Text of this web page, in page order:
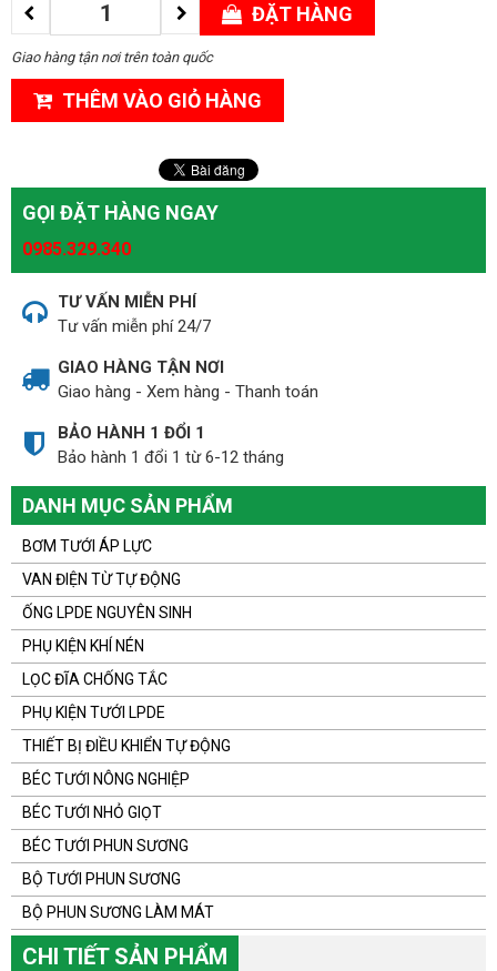
ĐẶT HÀNG
Giao hàng tận nơi trên toàn quốc
THÊM VÀO GIỎ HÀNG
GỌI ĐẶT HÀNG NGAY
0985.329.340
TƯ VẤN MIỄN PHÍ
Tư vấn miễn phí 24/7
GIAO HÀNG TẬN NƠI
Giao hàng - Xem hàng - Thanh toán
BẢO HÀNH 1 ĐỔI 1
Bảo hành 1 đổi 1 từ 6-12 tháng
DANH MỤC SẢN PHẨM
BƠM TƯỚI ÁP LỰC
VAN ĐIỆN TỪ TỰ ĐỘNG
ỐNG LPDE NGUYÊN SINH
PHỤ KIỆN KHÍ NÉN
LỌC ĐĨA CHỐNG TẮC
PHỤ KIỆN TƯỚI LPDE
THIẾT BỊ ĐIỀU KHIỂN TỰ ĐỘNG
BÉC TƯỚI NÔNG NGHIỆP
BÉC TƯỚI NHỎ GIỌT
BÉC TƯỚI PHUN SƯƠNG
BỘ TƯỚI PHUN SƯƠNG
BỘ PHUN SƯƠNG LÀM MÁT
CHI TIẾT SẢN PHẨM